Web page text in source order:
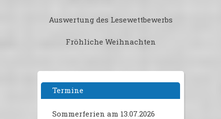
Beitragsnavigation
Auswertung des Lesewettbewerbs
Fröhliche Weihnachten
Termine
Sommerferien am 13.07.2026